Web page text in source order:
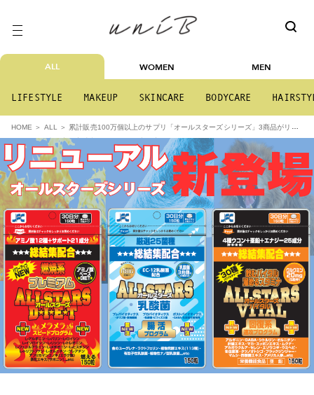
ALL WOMEN MEN
LIFESTYLE MAKEUP SKINCARE BODYCARE
HOME ALL
累計販売100万個以上のサプリ「オールスターズシリーズ」3商品がリニ
ューアル発売！高い実感力とコスパの両立を実現